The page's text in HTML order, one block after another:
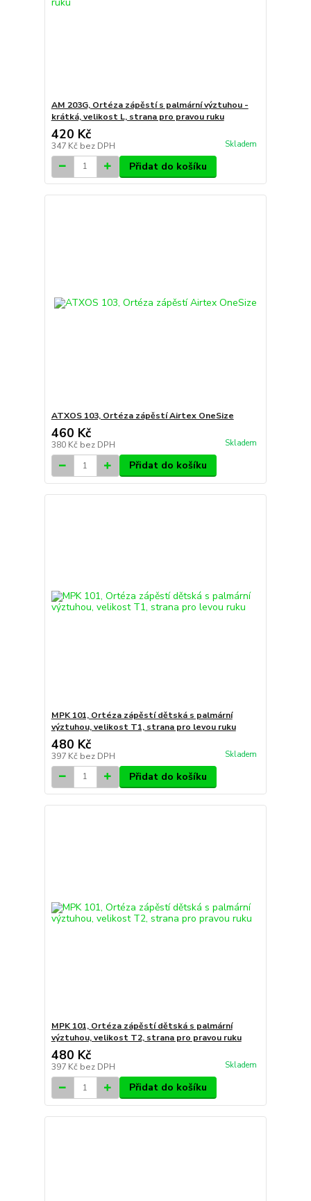
AM 203G, Ortéza zápěstí s palmární výztuhou -
krátká, velikost L, strana pro pravou ruku
420 Kč
347 Kč bez DPH Skladem
Přidat do košíku
ATXOS 103, Ortéza zápěstí Airtex OneSize
460 Kč
380 Kč bez DPH Skladem
Přidat do košíku
MPK 101, Ortéza zápěstí dětská s palmární
výztuhou, velikost T1, strana pro levou ruku
480 Kč
397 Kč bez DPH Skladem
Přidat do košíku
MPK 101, Ortéza zápěstí dětská s palmární
výztuhou, velikost T2, strana pro pravou ruku
480 Kč
397 Kč bez DPH Skladem
Přidat do košíku